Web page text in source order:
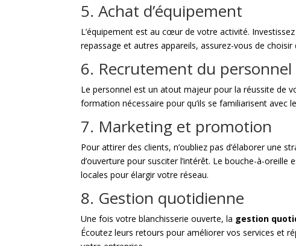
5. Achat d’équipement
L’équipement est au cœur de votre activité.
repassage et autres appareils, assurez-vous de
6. Recrutement du personnel
Le personnel est un atout majeur pour la réussite de
formation nécessaire pour qu’ils se familiarisent avec
7. Marketing et promotion
Pour attirer des clients, n’oubliez pas d’élaborer une
d’ouverture pour susciter l’intérêt. Le bouche-à-
locales pour élargir votre réseau.
8. Gestion quotidienne
Une fois votre blanchisserie ouverte, la gestion
Écoutez leurs retours pour améliorer vos services et